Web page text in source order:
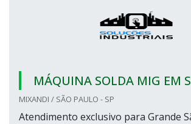
MÁQUINA SOLDA MIG EM
MIXANDI / SÃO PAULO - SP
Atendimento exclusivo para Grande